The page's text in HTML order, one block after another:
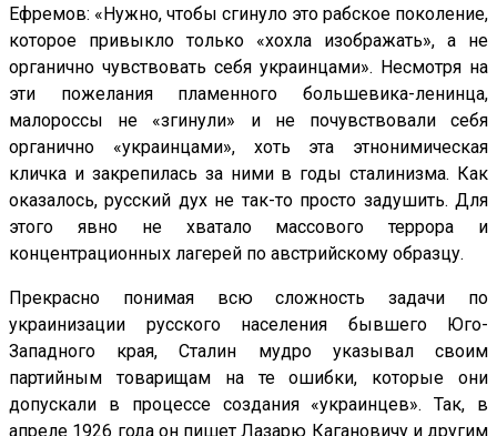
Ефремов: «Нужно, чтобы сгинуло это рабское поколение,
которое привыкло только «хохла изображать», а не
органично чувствовать себя украинцами». Несмотря на
эти пожелания пламенного большевика-ленинца,
малороссы не «згинули» и не почувствовали себя
органично «украинцами», хоть эта этнонимическая
кличка и закрепилась за ними в годы сталинизма. Как
оказалось, русский дух не так-то просто задушить. Для
этого явно не хватало массового террора и
концентрационных лагерей по австрийскому образцу.
Прекрасно понимая всю сложность задачи по
украинизации русского населения бывшего Юго-
Западного края, Сталин мудро указывал своим
партийным товарищам на те ошибки, которые они
допускали в процессе создания «украинцев». Так, в
апреле 1926 года он пишет Лазарю Кагановичу и другим